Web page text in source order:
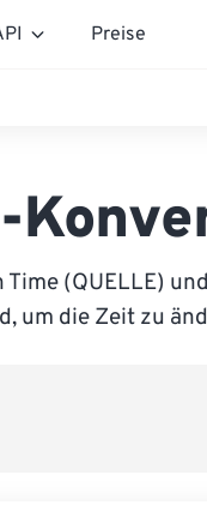
Preise
(QUELLE)
um die Zeit zu